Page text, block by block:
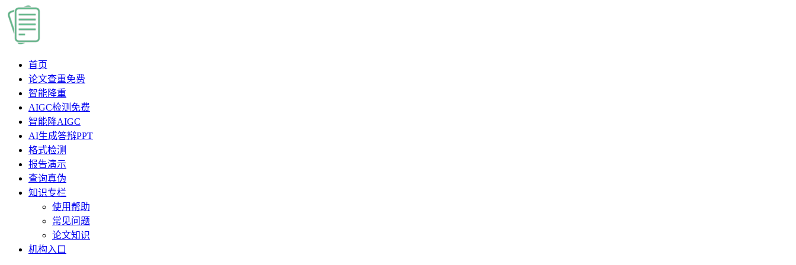
首页
论文查重免费
智能降重
AIGC检测 免费
智能降AIGC
AI生成答辩PPT
格式检测
报告演示
查询真伪
知识专栏
使用帮助
常见问题
论文知识
机构入口